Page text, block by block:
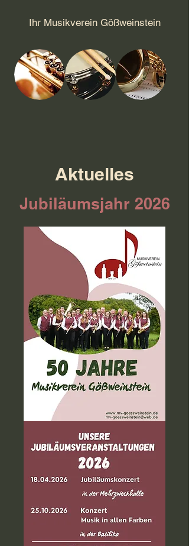
​Ihr Musikverein Gößweinstein
Aktuelles
Jubiläumsjahr 2026